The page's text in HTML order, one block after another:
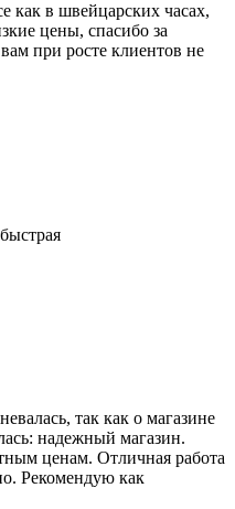
как в швейцарских часах,
цены, спасибо за
при росте клиентов не
так как о магазине
надежный магазин.
ценам. Отличная работа
Рекомендую как